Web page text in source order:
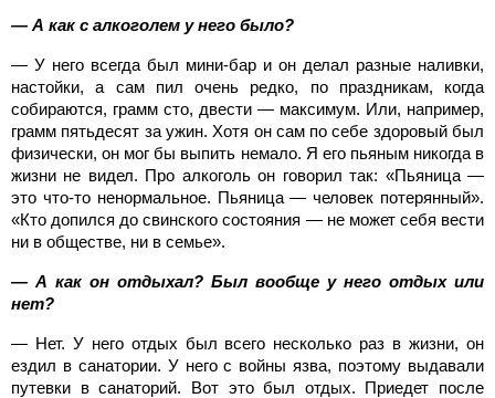
— А как с алкоголем у него было?
— У него всегда был мини-бар и он делал разные наливки,
настойки, а сам пил очень редко, по праздникам, когда
собираются, грамм сто, двести — максимум. Или, например,
грамм пятьдесят за ужин. Хотя он сам по себе здоровый был
физически, он мог бы выпить немало. Я его пьяным никогда в
жизни не видел. Про алкоголь он говорил так: «Пьяница —
это что-то ненормальное. Пьяница — человек потерянный».
«Кто допился до свинского состояния — не может себя вести
ни в обществе, ни в семье».
— А как он отдыхал? Был вообще у него отдых или
нет?
— Нет. У него отдых был всего несколько раз в жизни, он
ездил в санатории. У него с войны язва, поэтому выдавали
путевки в санаторий. Вот это был отдых. Приедет после